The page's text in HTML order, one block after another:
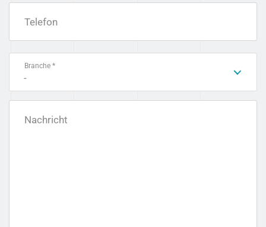
Telefon
Branche *
-
Nachricht